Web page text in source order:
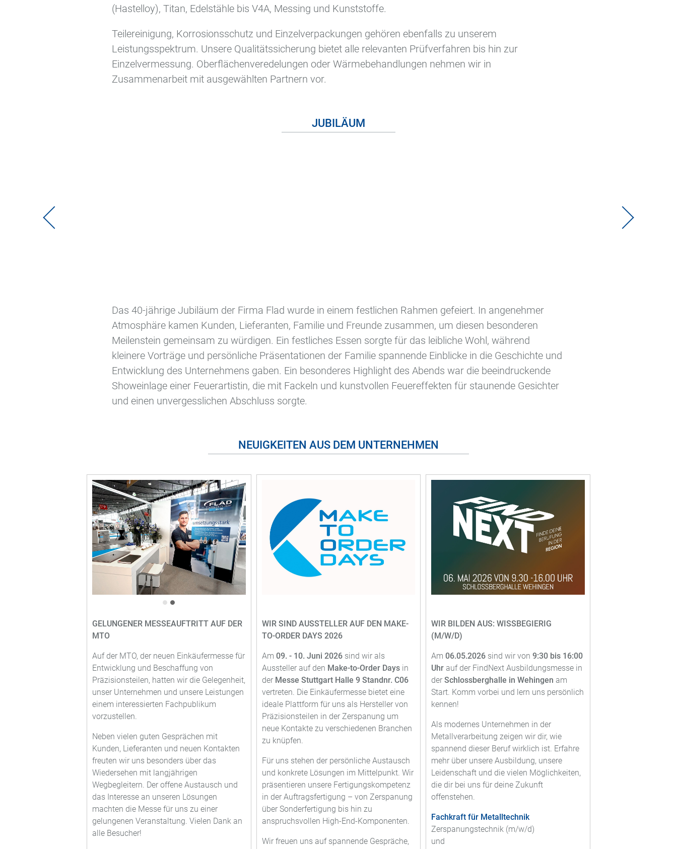
Elektronische Geräte
Fahrzeugtechnik
Greiftechnik
Lichtleiter
Luft- und Raumfahrttechnik
Magnettechnik und Elektromotoren
Pyrotechnik
(Hastelloy), Titan, Edelstähle bis V4A, Messing und Kunststoffe.
Teilereinigung, Korrosionsschutz und Einzelverpackungen gehören ebenfalls zu unserem
Leistungsspektrum. Unsere Qualitätssicherung bietet alle relevanten Prüfverfahren bis hin zur
Einzelvermessung. Oberflächenveredelungen oder Wärmebehandlungen nehmen wir in
Zusammenarbeit mit ausgewählten Partnern vor.
JUBILÄUM
Das 40-jährige Jubiläum der Firma Flad wurde in einem festlichen Rahmen gefeiert. In angenehmer
Atmosphäre kamen Kunden, Lieferanten, Familie und Freunde zusammen, um diesen besonderen
Meilenstein gemeinsam zu würdigen. Ein festliches Essen sorgte für das leibliche Wohl, während
kleinere Vorträge und persönliche Präsentationen der Familie spannende Einblicke in die Geschichte und
Entwicklung des Unternehmens gaben. Ein besonderes Highlight des Abends war die beeindruckende
Showeinlage einer Feuerartistin, die mit Fackeln und kunstvollen Feuereffekten für staunende Gesichter
und einen unvergesslichen Abschluss sorgte.
NEUIGKEITEN AUS DEM UNTERNEHMEN
••
GELUNGENER MESSEAUFTRITT AUF DER
MTO
Auf der MTO, der neuen Einkäufermesse für
Entwicklung und Beschaffung von
Präzisionsteilen, hatten wir die Gelegenheit,
unser Unternehmen und unsere Leistungen
einem interessierten Fachpublikum
vorzustellen.
Neben vielen guten Gesprächen mit
Kunden, Lieferanten und neuen Kontakten
freuten wir uns besonders über das
Wiedersehen mit langjährigen
Wegbegleitern. Der offene Austausch und
das Interesse an unseren Lösungen
machten die Messe für uns zu einer
gelungenen Veranstaltung. Vielen Dank an
alle Besucher!
WIR SIND AUSSTELLER AUF DEN MAKE-
TO-ORDER DAYS 2026
Am 09. - 10. Juni 2026sind wir als
Aussteller auf den Make-to-Order Daysin
der Messe Stuttgart Halle 9 Standnr. C06
vertreten. Die Einkäufermesse bietet eine
ideale Plattform für uns als Hersteller von
Präzisionsteilen in der Zerspanung um
neue Kontakte zu verschiedenen Branchen
zu knüpfen.
Für uns stehen der persönliche Austausch
und konkrete Lösungen im Mittelpunkt. Wir
präsentieren unsere Fertigungskompetenz
in der Auftragsfertigung – von Zerspanung
über Sonderfertigung bis hin zu
anspruchsvollen High-End-Komponenten.
Wir freuen uns auf spannende Gespräche,
WIR BILDEN AUS: WISSBEGIERIG
(M/W/D)
Am06.05.2026 sind wir von9:30 bis 16:00
Uhr auf der FindNext Ausbildungsmesse in
derSchlossberghalle in Wehingen am
Start. Komm vorbei und lern uns persönlich
kennen!
Als modernes Unternehmen in der
Metallverarbeitung zeigen wir dir, wie
spannend dieser Beruf wirklich ist. Erfahre
mehr über unsere Ausbildung, unsere
Leidenschaft und die vielen Möglichkeiten,
die dir bei uns für deine Zukunft
offenstehen.
Fachkraft für Metalltechnik
Zerspanungstechnik (m/w/d)
und